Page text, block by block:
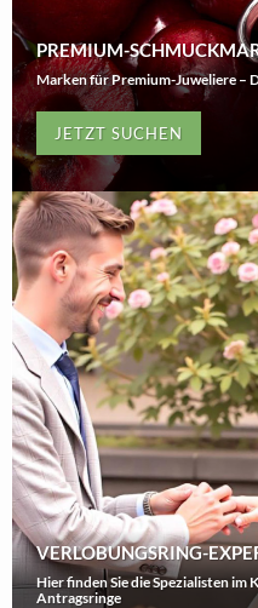
PREMIUM-
Marken für Premium-Juweliere –
JETZT SUCHEN
VERLOBUNGSRING-
Hier finden Sie die Spezialisten im
Antragsringe